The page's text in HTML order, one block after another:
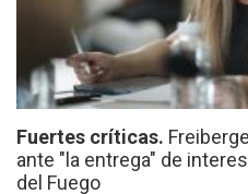
Fuertes críticas.
ante "la entrega" de
del Fuego